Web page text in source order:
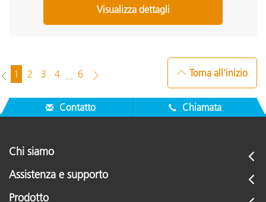
Visualizza dettagli
1 2 3 4 ... 6 Torna all'inizio
Contatto Chiamata
Chi siamo
Assistenza e supporto
Prodotto